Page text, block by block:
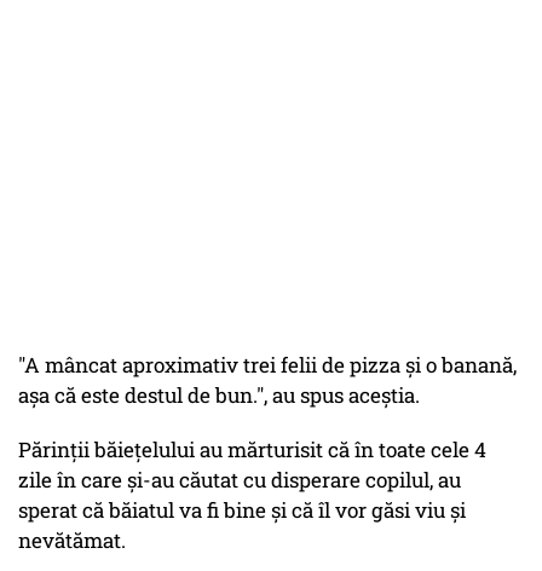
"A mâncat aproximativ trei felii de pizza și o banană,
așa că este destul de bun.", au spus aceștia.
Părinții băiețelului au mărturisit că în toate cele 4
zile în care și-au căutat cu disperare copilul, au
sperat că băiatul va fi bine și că îl vor găsi viu și
nevătămat.